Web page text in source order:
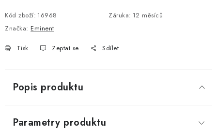
Kód zboží: 16968 Záruka: 12 měsíců
Značka: Eminent
Tisk Zeptat se Sdílet
Popis produktu
Parametry produktu